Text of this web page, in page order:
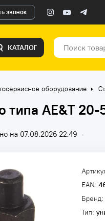
звонок
КАТАЛОГ
оборудование
AE&T 20-
на 07.08.2026 22:49 •
EAN:
Бренд:
Тип: